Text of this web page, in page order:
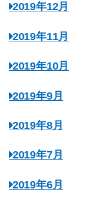
2019年12月
2019年11月
2019年10月
2019年9月
2019年8月
2019年7月
2019年6月